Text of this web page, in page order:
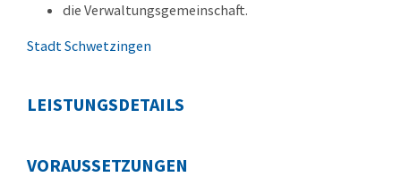
die Verwaltungsgemeinschaft.
Stadt Schwetzingen
LEISTUNGSDETAILS
VORAUSSETZUNGEN